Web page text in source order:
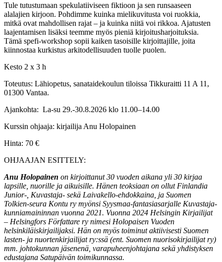
Tule tutustumaan spekulatiiviseen fiktioon ja sen runsaaseen
alalajien kirjoon. Pohdimme kuinka mielikuvitusta voi ruokkia,
mitkä ovat mahdollisen rajat – ja kuinka niitä voi rikkoa. Ajatusten
laajentamisen lisäksi teemme myös pieniä kirjoitusharjoituksia.
Tämä spefi-workshop sopii kaiken tasoisille kirjoittajille, joita
kiinnostaa kurkistus arkitodellisuuden tuolle puolen.
Kesto 2 x 3 h
Toteutus: Lähiopetus, sanataidekoulun tiloissa Tikkuraitti 11 A 11,
01300 Vantaa.
Ajankohta: La-su 29.-30.8.2026 klo 11.00–14.00
Kurssin ohjaaja: kirjailija Anu Holopainen
Hinta: 70 €
OHJAAJAN ESITTELY:
Anu Holopainen on kirjoittanut 30 vuoden aikana yli 30 kirjaa
lapsille, nuorille ja aikuisille. Hänen teoksiaan on ollut Finlandia
Junior-, Kuvastaja- sekä Laivakello-ehdokkaina, ja Suomen
Tolkien-seura Kontu ry myönsi Syysmaa-fantasiasarjalle Kuvastaja-
kunniamaininnan vuonna 2021. Vuonna 2024 Helsingin Kirjailijat
– Helsingfors Författare ry nimesi Holopaisen Vuoden
helsinkiläiskirjailijaksi. Hän on myös toiminut aktiivisesti Suomen
lasten- ja nuortenkirjailijat ry:ssä (ent. Suomen nuorisokirjailijat ry)
mm. johtokunnan jäsenenä, varapuheenjohtajana sekä yhdistyksen
edustajana Satupäivän toimikunnassa.